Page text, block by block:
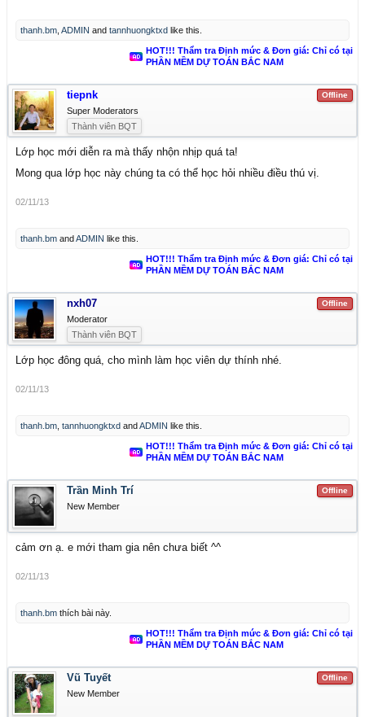
thanh.bm ADMIN and tannhuongktxd like this.
HOT!!! Thẩm tra Định mức & Đơn giá: Chỉ có tại
PHẦN MỀM DỰ TOÁN BẮC NAM
Offline
tiepnk
Super Moderators
Thành viên BQT
Lớp học mới diễn ra mà thấy nhộn nhịp quá ta!
Mong qua lớp học này chúng ta có thể học hỏi nhiều điều thú vị.
02/11/13
thanh.bm andADMIN like this.
HOT!!! Thẩm tra Định mức & Đơn giá: Chỉ có tại
PHẦN MỀM DỰ TOÁN BẮC NAM
Offline
nxh07
Moderator
Thành viên BQT
Lớp học đông quá, cho mình làm học viên dự thính nhé.
02/11/13
thanh.bm tannhuongktxd andADMIN like this.
HOT!!! Thẩm tra Định mức & Đơn giá: Chỉ có tại
PHẦN MỀM DỰ TOÁN BẮC NAM
Offline
Trần Minh Trí
New Member
cảm ơn ạ. e mới tham gia nên chưa biết ^^
02/11/13
thanh.bm thích bài này.
HOT!!! Thẩm tra Định mức & Đơn giá: Chỉ có tại
PHẦN MỀM DỰ TOÁN BẮC NAM
Offline
Vũ Tuyết
New Member